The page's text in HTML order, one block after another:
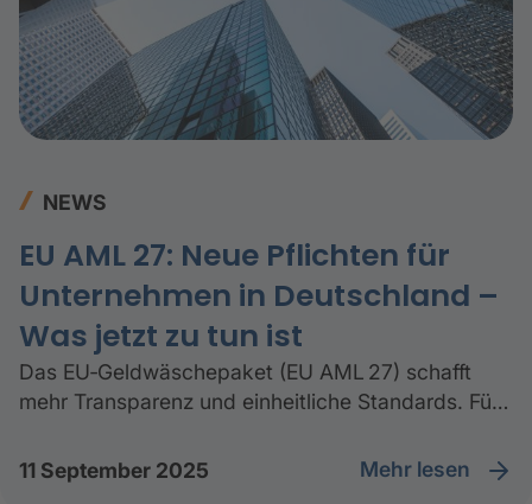
NEWS
EU AML 27: Neue Pflichten für
Unternehmen in Deutschland –
Was jetzt zu tun ist
Das EU‑Geldwäschepaket (EU AML 27) schafft
mehr Transparenz und einheitliche Standards. Für
weitreichende Änderungen – für bestehende
Verpflichtete und neue Akteursgruppen.
11 September 2025 Mehr lesen